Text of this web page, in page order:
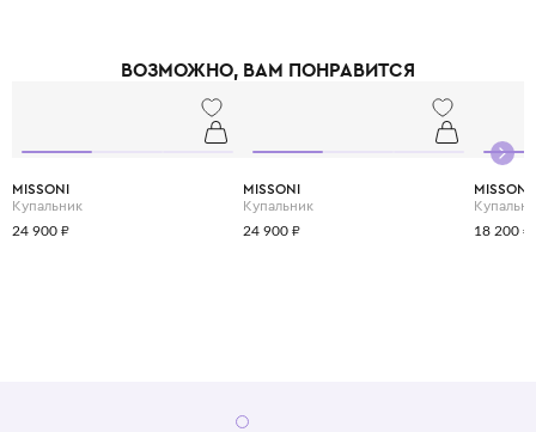
принципам slow fashion: каждая вещь остаётся актуальной не один
ВОЗМОЖНО, ВАМ ПОНРАВИТСЯ
MISSONI
Купальник
24 900 ₽
MISSONI
Купальник
24 900 ₽
MISSONI
18 200 ₽